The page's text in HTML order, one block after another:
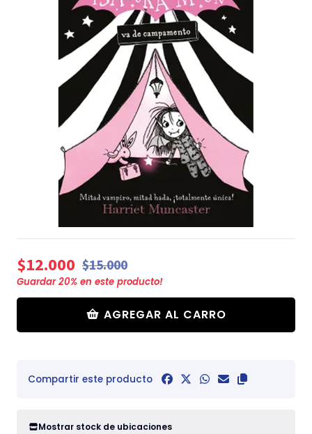
$12.000 $15.000
Guardar20% en este producto!
AGREGAR AL CARRO
Compartir este producto
Mostrar stock de ubicaciones